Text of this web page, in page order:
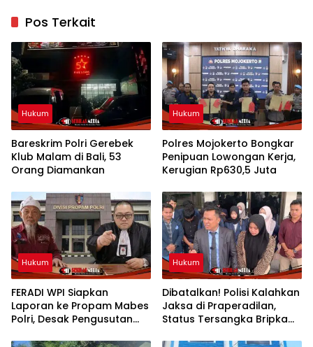
Pos Terkait
Hukum
Bareskrim Polri Gerebek
Klub Malam di Bali, 53
Orang Diamankan
Hukum
Polres Mojokerto Bongkar
Penipuan Lowongan Kerja,
Kerugian Rp630,5 Juta
Hukum
FERADI WPI Siapkan
Laporan ke Propam Mabes
Polri, Desak Pengusutan
Hukum
Dibatalkan! Polisi Kalahkan
Jaksa di Praperadilan,
Status Tersangka Bripka